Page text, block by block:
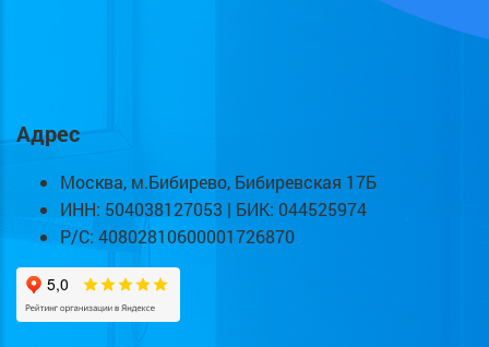
Адрес
Москва, м.Бибирево, Бибиревская 17Б
ИНН: 504038127053 | БИК: 044525974
Р/С: 40802810600001726870